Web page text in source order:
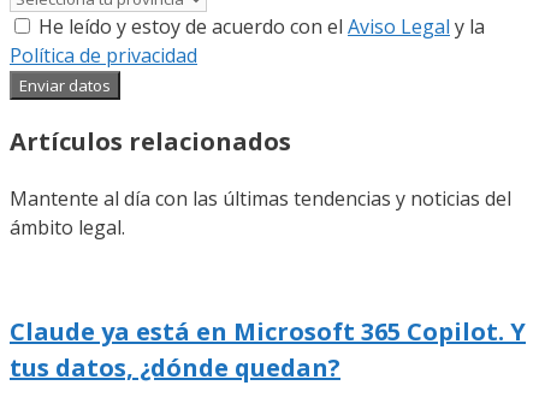
He leído y estoy de acuerdo con el Aviso Legal y la
Política de privacidad
Enviar datos
Artículos relacionados
Mantente al día con las últimas tendencias y noticias del
ámbito legal.
Claude ya está en Microsoft 365 Copilot. Y
tus datos, ¿dónde quedan?